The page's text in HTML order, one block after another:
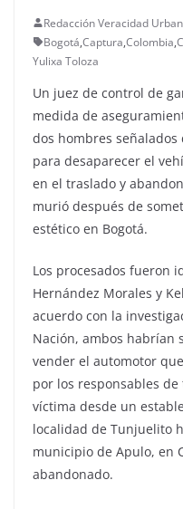
Redacción Veracidad
Bogotá,Captura,Colombia,
Yulixa Toloza
Un juez de control de
medida de
dos hombres
para desaparecer el
en el traslado y
murió después de
estético en Bogotá.
Los procesados fueron
Hernández Morales y
acuerdo con la
Nación, ambos habrían
vender el automotor
por los responsables
víctima desde un
localidad de Tunjuelito
municipio de Apulo, en
abandonado.